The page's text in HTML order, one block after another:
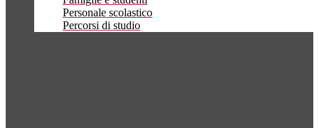
Personale scolastico
Percorsi di studio